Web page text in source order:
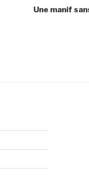
Une manif